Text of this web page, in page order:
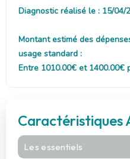
Diagnostic réalisé le : 15/04/
Montant estimé des
usage standard :
Entre 1010.00€ et 1400.00€
Caractéristiques
Les essentiels